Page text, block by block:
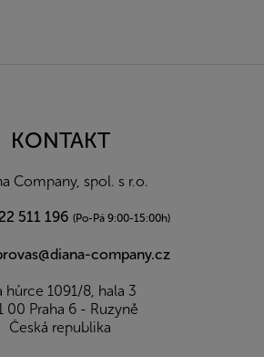
KONTAKT
Company, spol. s r.o.
511 196 (Po-Pá 9:00-15:00h)
company.cz
hůrce 1091/8, hala 3
00 Praha 6 - Ruzyně
Česká republika